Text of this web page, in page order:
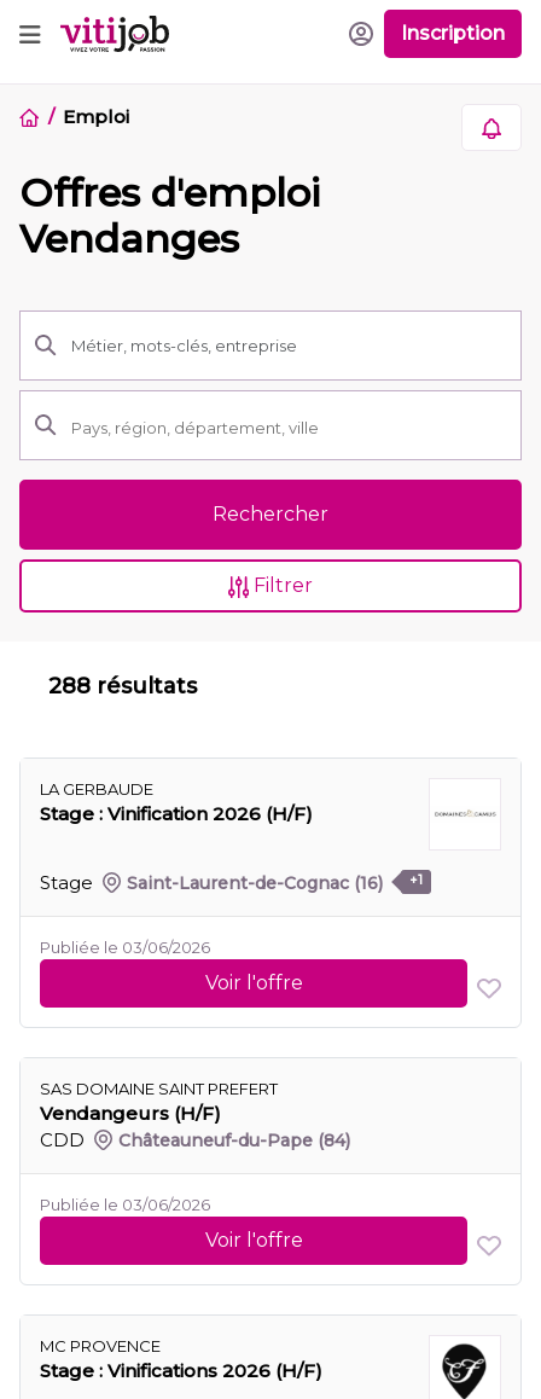
Inscription
Emploi
Offres d'emploi
Vendanges
Rechercher
Filtrer
288 résultats
LA GERBAUDE
Stage : Vinification 2026 (H/F)
Stage Saint-Laurent-de-Cognac (16) +1
Publiée le 03/06/2026
Voir l'offre
SAS DOMAINE SAINT PREFERT
Vendangeurs (H/F)
CDD
Châteauneuf-du-Pape (84)
Publiée le 03/06/2026
Voir l'offre
MC PROVENCE
Stage : Vinifications 2026 (H/F)